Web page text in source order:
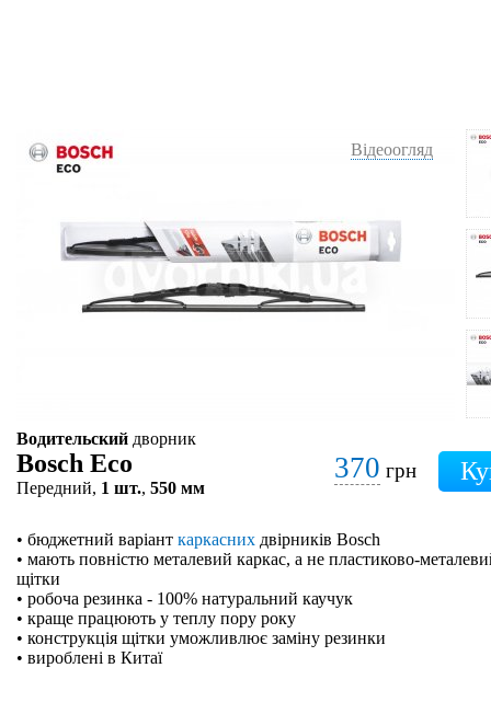
Відеоогляд
Водительский дворник
Bosch Eco
Передний, 1 шт., 550 мм
370 грн
• бюджетний варіант каркасних двірників Bosch
• мають повністю металевий каркас, а не пластиково-
щітки
• робоча резинка - 100% натуральний каучук
• краще працюють у теплу пору року
• конструкція щітки уможливлює заміну резинки
• вироблені в Китаї